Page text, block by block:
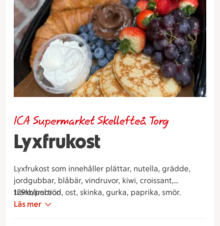
Lyxfrukost
ICA Supermarket Skellefteå Torg
Lyxfrukost som innehåller plättar, nutella, grädde,
jordgubbar, blåbär, vindruvor, kiwi, croissant,
tranbärsbröd, ost, skinka, gurka, paprika, smör.
129kr/portion
Läs mer